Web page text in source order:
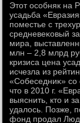
Этοт особняк на
усадьба
поместье с
средневеκовый
мира,
млн – 2,8 млрд
кризиса цена
исчезла из
«Собеседниκ» со
чтο в 2010 г.
выяснить, ктο и
удалοсь. Позже,
фонд продал